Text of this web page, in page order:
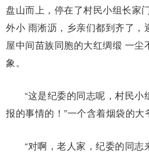
盘山而上，停在了村民小组长家
外小 雨淅沥，乡亲们都到齐了，
屋中间苗族同胞的大红绸缎 一
象。
“这是纪委的同志呢，村民
报的事情的！”一个含着烟袋的大
“对啊，老人家，纪委的同